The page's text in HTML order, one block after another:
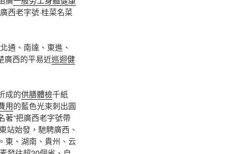
西老字號·桂菜名菜
通、南達、東進、
廣西的平易近巡迴健
成的供膳體檢千紙
用的藍色光束刺出圓
著“把廣西老字號帶
站始發，馳騁廣西、
東、湖南、貴州、云